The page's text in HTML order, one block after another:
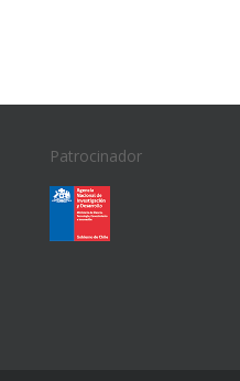
Patrocinador